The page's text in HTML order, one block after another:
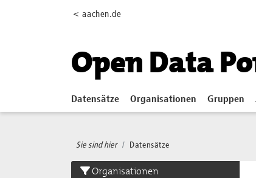
< aachen.de
Open Data
Datensätze Organisationen Gruppen
Sie sind hier Datensätze
Organisationen